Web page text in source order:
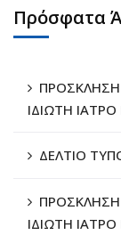
Πρόσφατα
ΠΡΟΣΚΛΗΣΗ
ΙΔΙΩΤΗ
ΔΕΛΤΙΟ
ΙΔΙΩΤΗ